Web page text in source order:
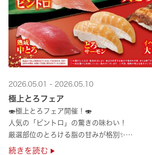
2026.05.01 - 2026.05.10
極上とろフェア
🍣極上とろフェア開催！🍣
人気の「ビントロ」の驚きの味わい！
厳選部位のとろける脂の甘みが格別✨
極上の味覚を是非くら寿司でご堪能ください♪
続きを読む